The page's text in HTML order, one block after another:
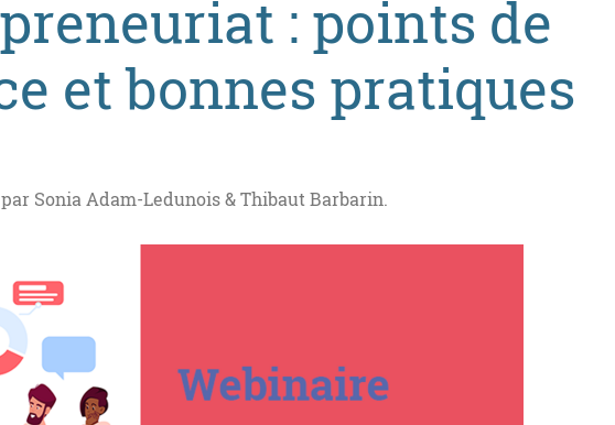
: points de
et bonnes pratiques
Sonia Adam-Ledunois & Thibaut Barbarin.